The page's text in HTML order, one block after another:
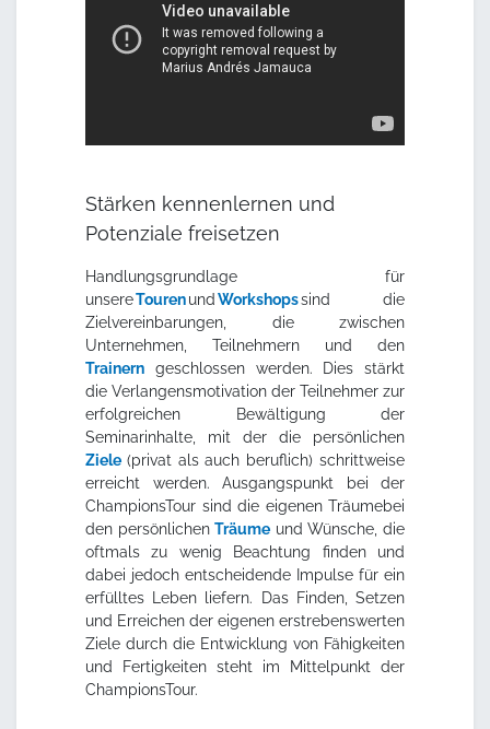
Stärken kennenlernen und
Potenziale freisetzen
Handlungsgrundlage für
unsereTourenund Workshopssind die
Zielvereinbarungen, die zwischen
Unternehmen, Teilnehmern und den
Trainern geschlossen werden. Dies stärkt
die Verlangensmotivation der Teilnehmer zur
erfolgreichen Bewältigung der
Seminarinhalte, mit der die persönlichen
Ziele (privat als auch beruflich) schrittweise
erreicht werden. Ausgangspunkt bei der
ChampionsTour sind die eigenen Träumebei
den persönlichenTräume und Wünsche, die
oftmals zu wenig Beachtung finden und
dabei jedoch entscheidende Impulse für ein
erfülltes Leben liefern. Das Finden, Setzen
und Erreichen der eigenen erstrebenswerten
Ziele durch die Entwicklung von Fähigkeiten
und Fertigkeiten steht im Mittelpunkt der
ChampionsTour.